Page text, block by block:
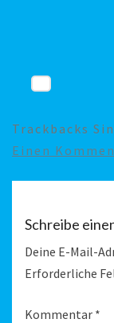
Trackbacks
Einen
Schreibe
Deine E-Mail-
Erforderliche
Kommentar *